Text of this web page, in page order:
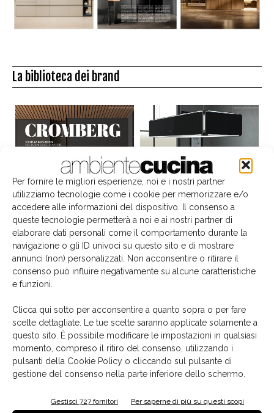
Per fornire le migliori esperienze, noi e i nostri partner
utilizziamo tecnologie come i cookie per memorizzare e/o
accedere alle informazioni del dispositivo. Il consenso a
queste tecnologie permetterà a noi e ai nostri partner di
elaborare dati personali come il comportamento durante la
navigazione o gli ID univoci su questo sito e di mostrare
annunci (non) personalizzati. Non acconsentire o ritirare il
consenso può influire negativamente su alcune caratteristiche
e funzioni.
Clicca qui sotto per acconsentire a quanto sopra o per fare
scelte dettagliate. Le tue scelte saranno applicate solamente a
questo sito. È possibile modificare le impostazioni in qualsiasi
momento, compreso il ritiro del consenso, utilizzando i
pulsanti della Cookie Policy o cliccando sul pulsante di
gestione del consenso nella parte inferiore dello schermo.
Gestisci 727 fornitori Per saperne di più su questi scopi
La biblioteca dei brand